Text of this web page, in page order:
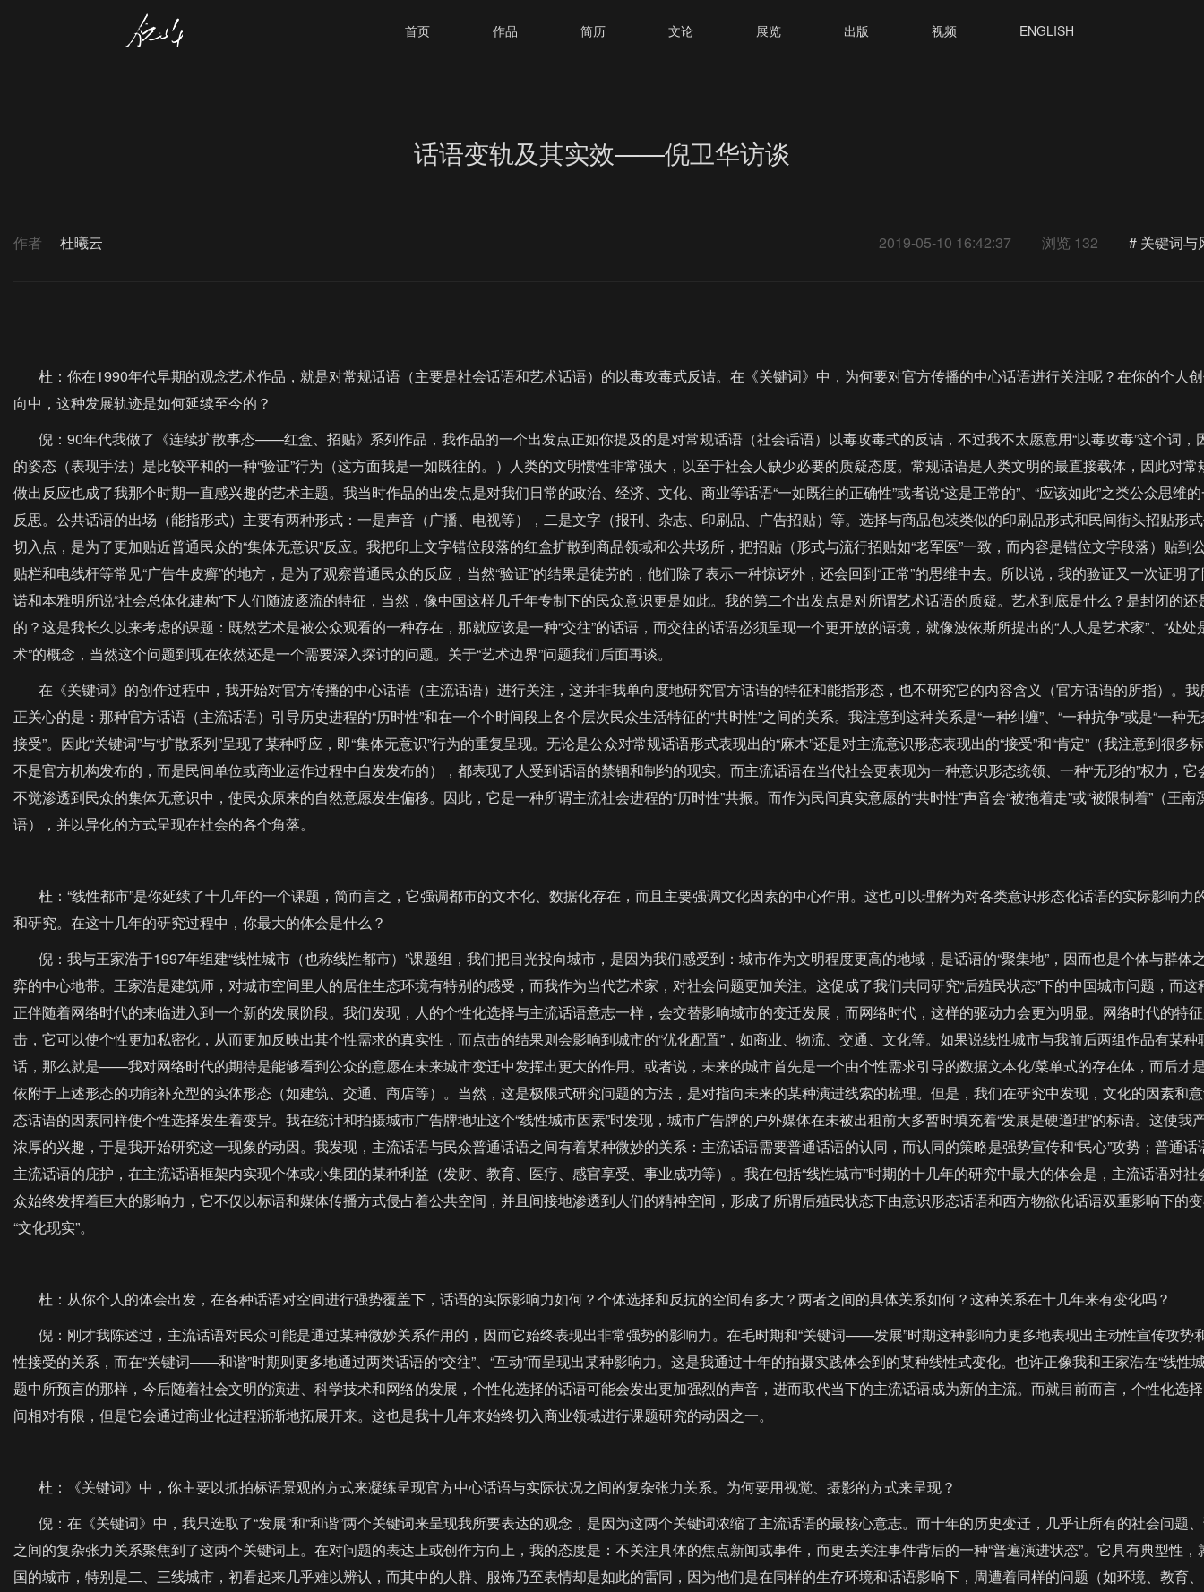
首页 作品 简历 文论 展览 出版 视频 ENGLISH
话语变轨及其实效——倪卫华访谈
作者 杜曦云 2019-05-10 16:42:37 浏览 132 # 关键词与
杜：你在1990年代早期的观念艺术作品，就是对常规话语（主要是社会话语和艺术话语）的以毒攻毒式反诘。在《关键词》中，为何要对官方传播的中心话语进行关注呢？在你的个人
向中，这种发展轨迹是如何延续至今的？
倪：90年代我做了《连续扩散事态——红盒、招贴》系列作品，我作品的一个出发点正如你提及的是对常规话语（社会话语）以毒攻毒式的反诘，不过我不太愿意用“以毒攻毒”这个词，
的姿态（表现手法）是比较平和的一种“验证”行为（这方面我是一如既往的。）人类的文明惯性非常强大，以至于社会人缺少必要的质疑态度。常规话语是人类文明的最直接载体，因此对常
做出反应也成了我那个时期一直感兴趣的艺术主题。我当时作品的出发点是对我们日常的政治、经济、文化、商业等话语“一如既往的正确性”或者说“这是正常的”、“应该如此”之类公众思维
反思。公共话语的出场（能指形式）主要有两种形式：一是声音（广播、电视等），二是文字（报刊、杂志、印刷品、广告招贴）等。选择与商品包装类似的印刷品形式和民间街头招贴形
切入点，是为了更加贴近普通民众的“集体无意识”反应。我把印上文字错位段落的红盒扩散到商品领域和公共场所，把招贴（形式与流行招贴如“老军医”一致，而内容是错位文字段落）贴到
贴栏和电线杆等常见“广告牛皮癣”的地方，是为了观察普通民众的反应，当然“验证”的结果是徒劳的，他们除了表示一种惊讶外，还会回到“正常”的思维中去。所以说，我的验证又一次证明
诺和本雅明所说“社会总体化建构”下人们随波逐流的特征，当然，像中国这样几千年专制下的民众意识更是如此。我的第二个出发点是对所谓艺术话语的质疑。艺术到底是什么？是封闭的还
的？这是我长久以来考虑的课题：既然艺术是被公众观看的一种存在，那就应该是一种“交往”的话语，而交往的话语必须呈现一个更开放的语境，就像波依斯所提出的“人人是艺术家”、“处处
术”的概念，当然这个问题到现在依然还是一个需要深入探讨的问题。关于“艺术边界”问题我们后面再谈。
在《关键词》的创作过程中，我开始对官方传播的中心话语（主流话语）进行关注，这并非我单向度地研究官方话语的特征和能指形态，也不研究它的内容含义（官方话语的所指）。我
正关心的是：那种官方话语（主流话语）引导历史进程的“历时性”和在一个个时间段上各个层次民众生活特征的“共时性”之间的关系。我注意到这种关系是“一种纠缠”、“一种抗争”或是“一种
接受”。因此“关键词”与“扩散系列”呈现了某种呼应，即“集体无意识”行为的重复呈现。无论是公众对常规话语形式表现出的“麻木”还是对主流意识形态表现出的“接受”和“肯定”（我注意到很多
不是官方机构发布的，而是民间单位或商业运作过程中自发发布的），都表现了人受到话语的禁锢和制约的现实。而主流话语在当代社会更表现为一种意识形态统领、一种“无形的”权力，它
不觉渗透到民众的集体无意识中，使民众原来的自然意愿发生偏移。因此，它是一种所谓主流社会进程的“历时性”共振。而作为民间真实意愿的“共时性”声音会“被拖着走”或“被限制着”（王南
语），并以异化的方式呈现在社会的各个角落。
杜：“线性都市”是你延续了十几年的一个课题，简而言之，它强调都市的文本化、数据化存在，而且主要强调文化因素的中心作用。这也可以理解为对各类意识形态化话语的实际影响力
和研究。在这十几年的研究过程中，你最大的体会是什么？
倪：我与王家浩于1997年组建“线性城市（也称线性都市）”课题组，我们把目光投向城市，是因为我们感受到：城市作为文明程度更高的地域，是话语的“聚集地”，因而也是个体与群体
弈的中心地带。王家浩是建筑师，对城市空间里人的居住生态环境有特别的感受，而我作为当代艺术家，对社会问题更加关注。这促成了我们共同研究“后殖民状态”下的中国城市问题，而这
正伴随着网络时代的来临进入到一个新的发展阶段。我们发现，人的个性化选择与主流话语意志一样，会交替影响城市的变迁发展，而网络时代，这样的驱动力会更为明显。网络时代的特
击，它可以使个性更加私密化，从而更加反映出其个性需求的真实性，而点击的结果则会影响到城市的“优化配置”，如商业、物流、交通、文化等。如果说线性城市与我前后两组作品有某种
话，那么就是——我对网络时代的期待是能够看到公众的意愿在未来城市变迁中发挥出更大的作用。或者说，未来的城市首先是一个由个性需求引导的数据文本化/菜单式的存在体，而后才
依附于上述形态的功能补充型的实体形态（如建筑、交通、商店等）。当然，这是极限式研究问题的方法，是对指向未来的某种演进线索的梳理。但是，我们在研究中发现，文化的因素和
态话语的因素同样使个性选择发生着变异。我在统计和拍摄城市广告牌地址这个“线性城市因素”时发现，城市广告牌的户外媒体在未被出租前大多暂时填充着“发展是硬道理”的标语。这使我
浓厚的兴趣，于是我开始研究这一现象的动因。我发现，主流话语与民众普通话语之间有着某种微妙的关系：主流话语需要普通话语的认同，而认同的策略是强势宣传和“民心”攻势；普通话
主流话语的庇护，在主流话语框架内实现个体或小集团的某种利益（发财、教育、医疗、感官享受、事业成功等）。我在包括“线性城市”时期的十几年的研究中最大的体会是，主流话语对社
众始终发挥着巨大的影响力，它不仅以标语和媒体传播方式侵占着公共空间，并且间接地渗透到人们的精神空间，形成了所谓后殖民状态下由意识形态话语和西方物欲化话语双重影响下的
“文化现实”。
杜：从你个人的体会出发，在各种话语对空间进行强势覆盖下，话语的实际影响力如何？个体选择和反抗的空间有多大？两者之间的具体关系如何？这种关系在十几年来有变化吗？
倪：刚才我陈述过，主流话语对民众可能是通过某种微妙关系作用的，因而它始终表现出非常强势的影响力。在毛时期和“关键词——发展”时期这种影响力更多地表现出主动性宣传攻势
性接受的关系，而在“关键词——和谐”时期则更多地通过两类话语的“交往”、“互动”而呈现出某种影响力。这是我通过十年的拍摄实践体会到的某种线性式变化。也许正像我和王家浩在“线性
题中所预言的那样，今后随着社会文明的演进、科学技术和网络的发展，个性化选择的话语可能会发出更加强烈的声音，进而取代当下的主流话语成为新的主流。而就目前而言，个性化选
间相对有限，但是它会通过商业化进程渐渐地拓展开来。这也是我十几年来始终切入商业领域进行课题研究的动因之一。
杜：《关键词》中，你主要以抓拍标语景观的方式来凝练呈现官方中心话语与实际状况之间的复杂张力关系。为何要用视觉、摄影的方式来呈现？
倪：在《关键词》中，我只选取了“发展”和“和谐”两个关键词来呈现我所要表达的观念，是因为这两个关键词浓缩了主流话语的最核心意志。而十年的历史变迁，几乎让所有的社会问题
之间的复杂张力关系聚焦到了这两个关键词上。在对问题的表达上或创作方向上，我的态度是：不关注具体的焦点新闻或事件，而更去关注事件背后的一种“普遍演进状态”。它具有典型性，
国的城市，特别是二、三线城市，初看起来几乎难以辨认，而其中的人群、服饰乃至表情却是如此的雷同，因为他们是在同样的生存环境和话语影响下，周遭着同样的问题（如环境、教育